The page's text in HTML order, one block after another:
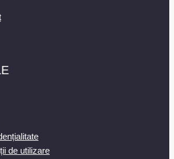
de utilizare